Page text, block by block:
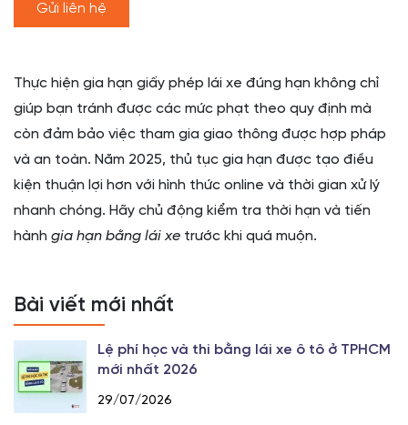
Gửi liên hệ
Thực hiện gia hạn giấy phép lái xe đúng hạn không chỉ
giúp bạn tránh được các mức phạt theo quy định mà
còn đảm bảo việc tham gia giao thông được hợp pháp
và an toàn. Năm 2025, thủ tục gia hạn được tạo điều
kiện thuận lợi hơn với hình thức online và thời gian xử lý
nhanh chóng. Hãy chủ động kiểm tra thời hạn và tiến
hành gia hạn bằng lái xe trước khi quá muộn.
Bài viết mới nhất
Lệ phí học và thi bằng lái xe ô tô ở TPHCM
mới nhất 2026
29/07/2026